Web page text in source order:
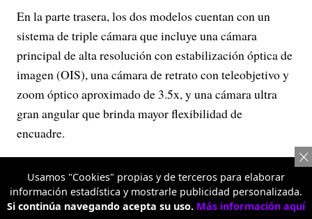
En la parte trasera, los dos modelos cuentan con un
sistema de triple cámara que incluye una cámara
principal de alta resolución con estabilización óptica de
imagen (OIS), una cámara de retrato con teleobjetivo y
zoom óptico aproximado de 3.5x, y una cámara ultra
gran angular que brinda mayor flexibilidad de
encuadre.
Publicidad
Usamos "Cookies" propias y de terceros para elaborar
información estadística y mostrarle publicidad personalizada.
Si continúa navegando acepta su uso. Más información aquí